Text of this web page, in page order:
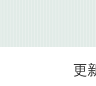
更